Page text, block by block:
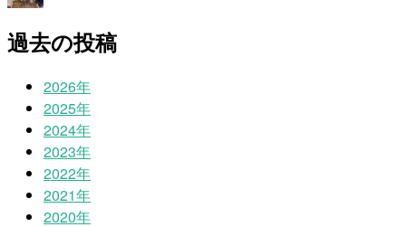
過去の投稿
2026年
2025年
2024年
2023年
2022年
2021年
2020年